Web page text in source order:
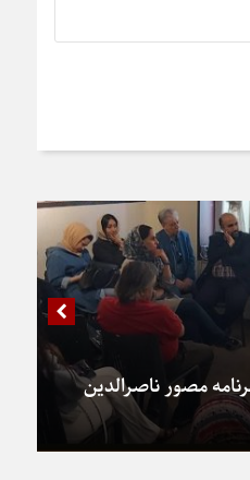
مصور ناصرالدین